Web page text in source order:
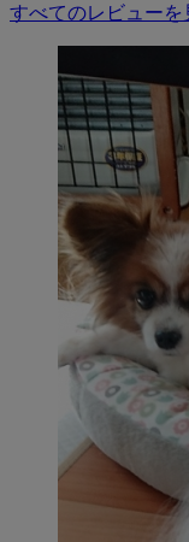
すべてのレビューを